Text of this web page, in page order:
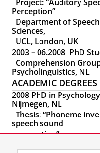
l
Project: “Auditory
Perception”
Department of
Sciences,
UCL, London, UK
2003 – 06.2008 PhD
Comprehension
Psycholinguistics, NL
ACADEMIC DEGREES
2008 PhD in
Nijmegen, NL
Thesis: “Phoneme
speech sound
perception”